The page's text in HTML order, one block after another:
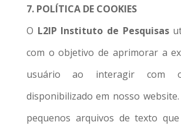
7. POLÍTICA DE COOKIES
O L2IP Instituto de Pesquisas
com o objetivo de aprimorar a
usuário ao interagir com
disponibilizado em nosso
pequenos arquivos de texto que